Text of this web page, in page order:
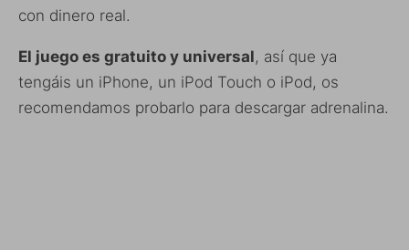
con dinero real.
El juego es gratuito y universal, así que ya
tengáis un iPhone, un iPod Touch o iPod, os
recomendamos probarlo para descargar adrenalina.